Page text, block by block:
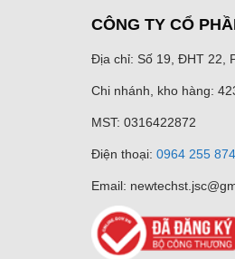
CÔNG TY CỔ
Địa chỉ: Số 19, ĐHT 22,
Chi nhánh, kho hàng:
MST: 0316422872
Điện thoại: 0964 255 874
Email: